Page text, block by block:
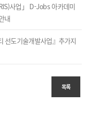
사업」 D-Jobs 아카데미
내
선도기술개발사업』추가지
목록